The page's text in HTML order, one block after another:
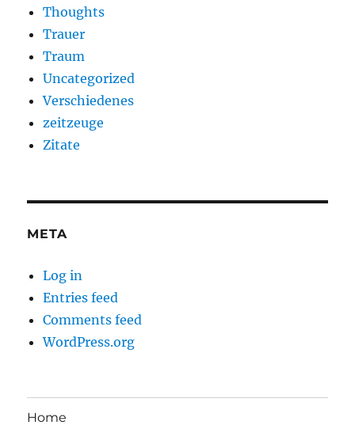
Thoughts
Trauer
Traum
Uncategorized
Verschiedenes
zeitzeuge
Zitate
META
Log in
Entries feed
Comments feed
WordPress.org
Home